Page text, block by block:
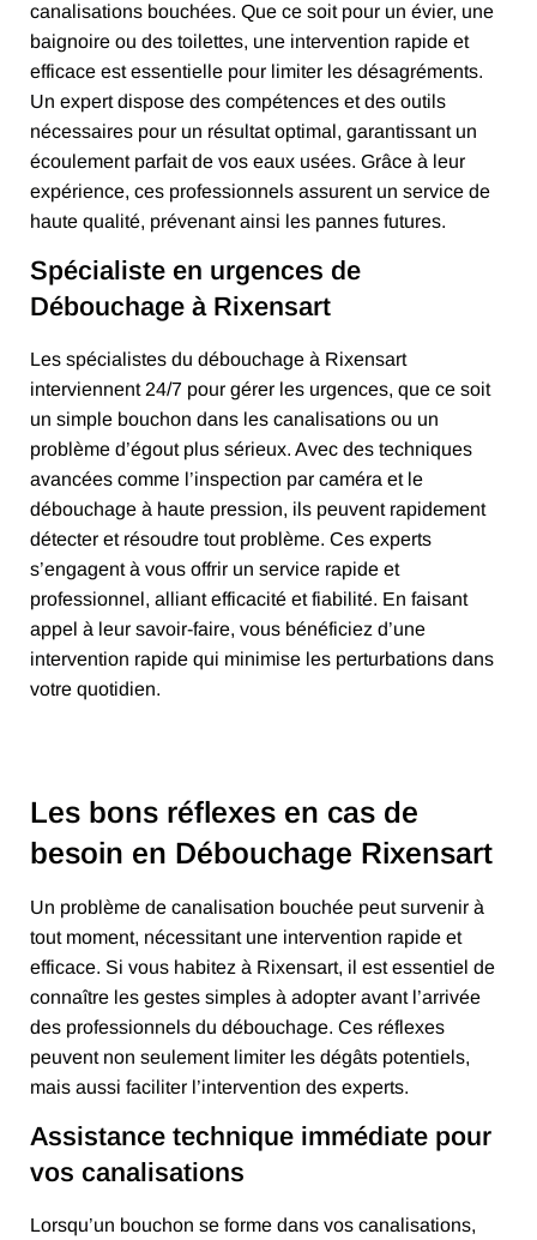
canalisations bouchées. Que ce soit pour un évier, une
baignoire ou des toilettes, une intervention rapide et
efficace est essentielle pour limiter les désagréments.
Un expert dispose des compétences et des outils
nécessaires pour un résultat optimal, garantissant un
écoulement parfait de vos eaux usées. Grâce à leur
expérience, ces professionnels assurent un service de
haute qualité, prévenant ainsi les pannes futures.
Spécialiste en urgences de
Débouchage à Rixensart
Les spécialistes du débouchage à Rixensart
interviennent 24/7 pour gérer les urgences, que ce soit
un simple bouchon dans les canalisations ou un
problème d’égout plus sérieux. Avec des techniques
avancées comme l’inspection par caméra et le
débouchage à haute pression, ils peuvent rapidement
détecter et résoudre tout problème. Ces experts
s’engagent à vous offrir un service rapide et
professionnel, alliant efficacité et fiabilité. En faisant
appel à leur savoir-faire, vous bénéficiez d’une
intervention rapide qui minimise les perturbations dans
votre quotidien.
Les bons réflexes en cas de
besoin en Débouchage Rixensart
Un problème de canalisation bouchée peut survenir à
tout moment, nécessitant une intervention rapide et
efficace. Si vous habitez à Rixensart, il est essentiel de
connaître les gestes simples à adopter avant l’arrivée
des professionnels du débouchage. Ces réflexes
peuvent non seulement limiter les dégâts potentiels,
mais aussi faciliter l’intervention des experts.
Assistance technique immédiate pour
vos canalisations
Lorsqu’un bouchon se forme dans vos canalisations,